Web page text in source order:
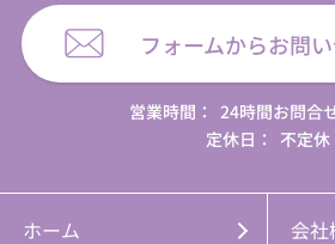
フォームからお問
営業時間： 24時間お問合
定休日：
不定休
ホーム 会社